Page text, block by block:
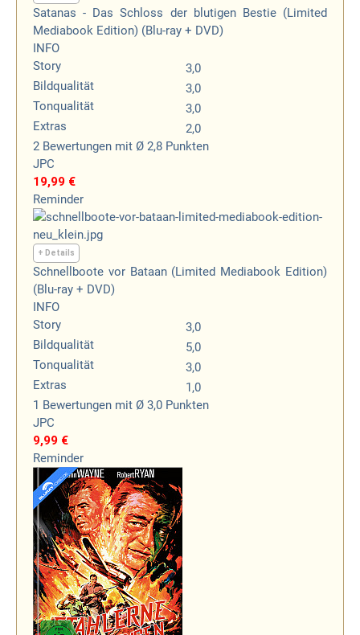
Satanas - Das Schloss der blutigen Bestie (Limited
Mediabook Edition) (Blu-ray + DVD)
INFO
Story
3,0
Bildqualität
3,0
Tonqualität
3,0
Extras
2,0
2 Bewertungen mit Ø 2,8 Punkten
JPC
19,99 €
Reminder
+ Details
Schnellboote vor Bataan (Limited Mediabook Edition)
(Blu-ray + DVD)
INFO
Story
3,0
Bildqualität
5,0
Tonqualität
3,0
Extras
1,0
1 Bewertungen mit Ø 3,0 Punkten
JPC
9,99 €
Reminder